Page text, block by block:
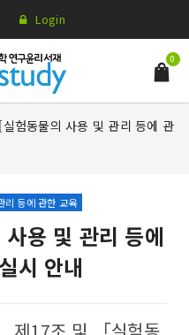
Login
0
험동물의 사용 및 관리 등에 관
리 등에 관한 교육
용 및 관리 등에
시 안내
제17조 및 「실험동